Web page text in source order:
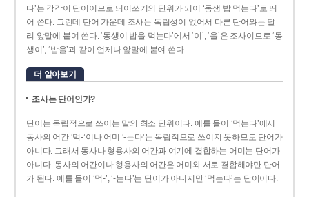
다’는 각각이 단어이므로 띄어쓰기의 단위가 되어 ‘동생 밥 먹는다’로 띄
어 쓴다. 그런데 단어 가운데 조사는 독립성이 없어서 다른 단어와는 달
리 앞말에 붙여 쓴다. ‘동생이 밥을 먹는다’에서 ‘이’, ‘을’은 조사이므로 ‘동
생이’, ‘밥을’과 같이 언제나 앞말에 붙여 쓴다.
더 알아보기
조사는 단어인가?
단어는 독립적으로 쓰이는 말의 최소 단위이다. 예를 들어 ‘먹는다’에서
동사의 어간 ‘먹-­’이나 어미 ‘­-는다’는 독립적으로 쓰이지 못하므로 단어가
아니다. 그래서 동사나 형용사의 어간과 여기에 결합하는 어미는 단어가
아니다. 동사의 어간이나 형용사의 어간은 어미와 서로 결합해야만 단어
가 된다. 예를 들어 ‘먹-’, ‘-는다’는 단어가 아니지만 ‘먹는다’는 단어이다.